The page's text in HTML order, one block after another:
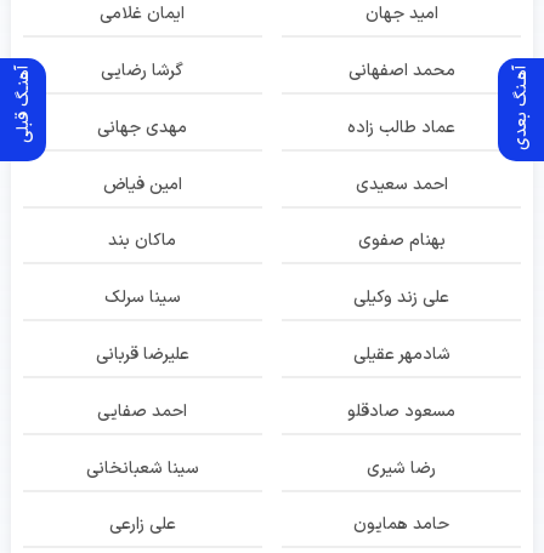
آهنـگ قبلی آهـنگ بعدی
امید جهان ایمان غلامی
محمد اصفهانی گرشا رضایی
عماد طالب زاده مهدی جهانی
احمد سعیدی امین فیاض
بهنام صفوی ماکان بند
علی زند وکیلی سینا سرلک
شادمهر عقیلی علیرضا قربانی
مسعود صادقلو احمد صفایی
رضا شیری سینا شعبانخانی
حامد همایون علی زارعی